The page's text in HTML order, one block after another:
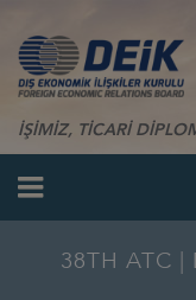
İŞİMİZ, TİCARİ
38TH ATC |